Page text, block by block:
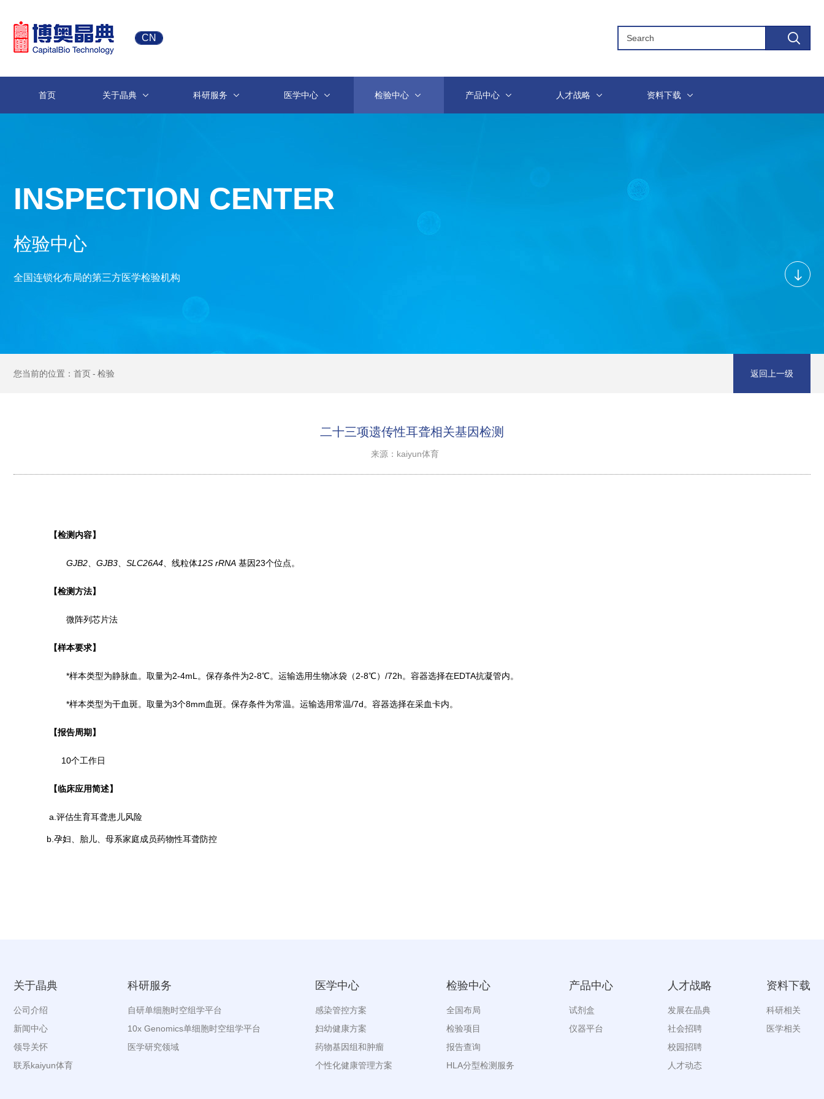
CN
首页 关于晶典 科研服务 医学中心 检验中心 产品中心 人才战略 资料下载
INSPECTION CENTER
检验中心
全国连锁化布局的第三方医学检验机构
首页 检验 返回上一级
二十三项遗传性耳聋相关基因检测
来源：kaiyun体育
【检测内容】
GJB2 GJB3 SLC26A4 、线粒体12S rRNA 基因23个位点。
【检测方法】
微阵列芯片法
【样本要求】
*样本类型为静脉血 。 取量为2-4mL。 保存条件为2-8℃。 运输选用生物冰袋（2-8℃）/72h。容器选择在EDTA抗凝管内。
*样本类型为干血斑。取量为3个8mm血斑。保存条件为常温。运输选用常温/7d。容器选择在采血卡内。
【报告周期】
10个工作日
【临床应用简述】
a.评估生育耳聋患儿风险
b.孕妇、胎儿、母系家庭成员药物性耳聋防控
关于晶典
公司介绍
新闻中心
领导关怀
联系kaiyun体育
科研服务
自研单细胞时空组学平台
10x Genomics单细胞时空组学平台
医学研究领域
医学中心
感染管控方案
妇幼健康方案
药物基因组和肿瘤
个性化健康管理方案
检验中心
全国布局
检验项目
报告查询
HLA分型检测服务
产品中心
试剂盒
仪器平台
人才战略
发展在晶典
社会招聘
校园招聘
人才动态
资料下载
科研相关
医学相关